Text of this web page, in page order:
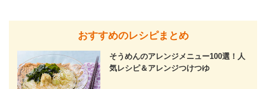
おすすめのレシピまとめ
そうめんのアレンジメニュー100選！人
気レシピ＆アレンジつけつゆ